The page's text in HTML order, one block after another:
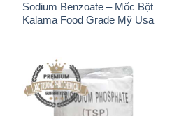
Sodium Benzoate – Mốc Bột
Kalama Food Grade Mỹ Usa